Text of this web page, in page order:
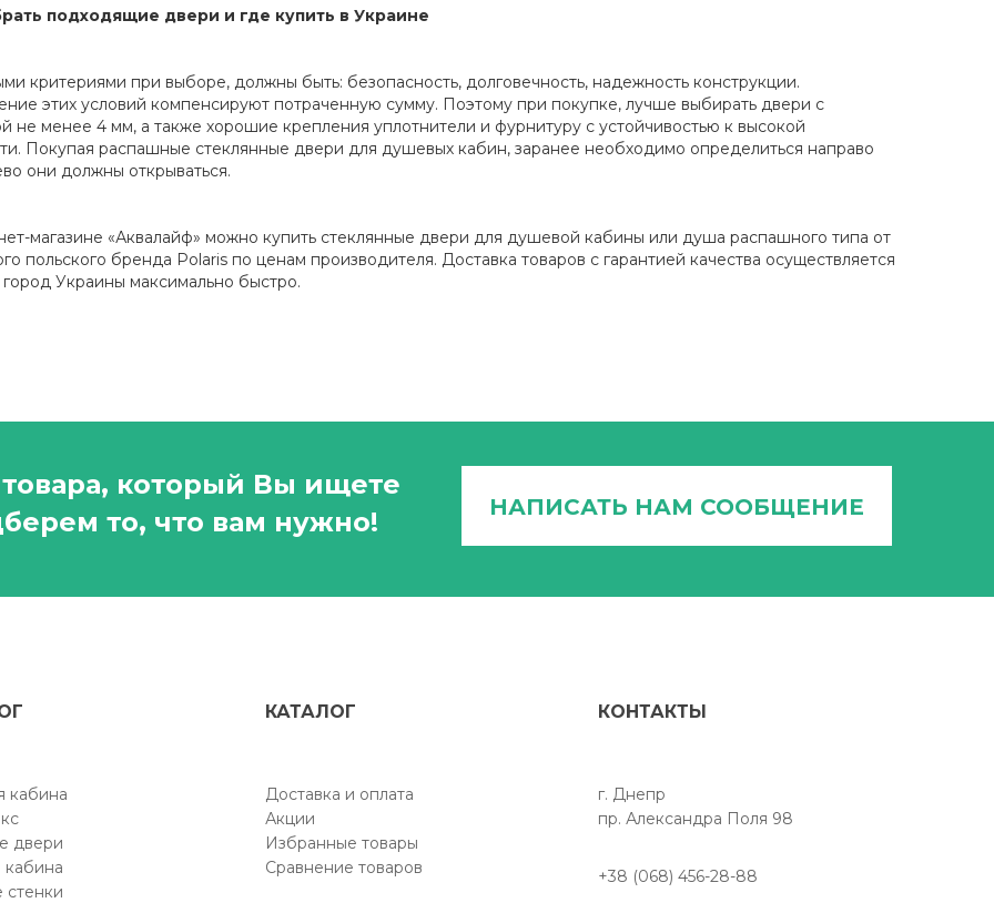
подходящие двери и где купить в Украине
критериями при выборе, должны быть: безопасность, долговечность, надежность конструкции.
этих условий компенсируют потраченную сумму. Поэтому при покупке, лучше выбирать двери с
не менее 4 мм, а также хорошие крепления уплотнители и фурнитуру с устойчивостью к высокой
Покупая распашные стеклянные двери для душевых кабин, заранее необходимо определиться направо
они должны открываться.
магазине «Аквалайф» можно купить стеклянные двери для душевой кабины или душа распашного типа от
польского бренда Polaris по ценам производителя. Доставка товаров с гарантией качества осуществляется
Украины максимально быстро.
который Вы ищете
то, что вам нужно!
НАПИСАТЬ НАМ СООБЩЕНИЕ
кабина
двери
кабина
стенки
КАТАЛОГ
Доставка и оплата
Акции
Избранные товары
Сравнение товаров
КОНТАКТЫ
г. Днепр
пр. Александра Поля 98
+38 (068) 456-28-88